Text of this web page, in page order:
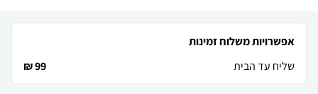
אפשרויות משלוח זמינות
שליח עד הבית
99 ₪